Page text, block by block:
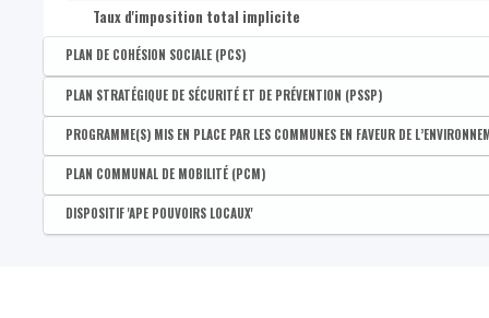
Compte des CPAS : dettes à court terme
Taux d'imposition total implicite
PLAN DE COHÉSION SOCIALE (PCS)
Disponible par :Commune
Présence d'un Plan de cohésion sociale
PLAN STRATÉGIQUE DE SÉCURITÉ ET DE PRÉVENTION (PSSP)
Disponible par :Commune
Liste des priorités du PSSP
PROGRAMME(S) MIS EN PLACE PAR LES COMMUNES EN FAVEUR DE
Disponible par :Commune
Nombre de programme(s) mis en place par les communes en
Subvention POLLEC
PLAN COMMUNAL DE MOBILITÉ (PCM)
Disponible par :Commune
DISPOSITIF 'APE POUVOIRS LOCAUX'